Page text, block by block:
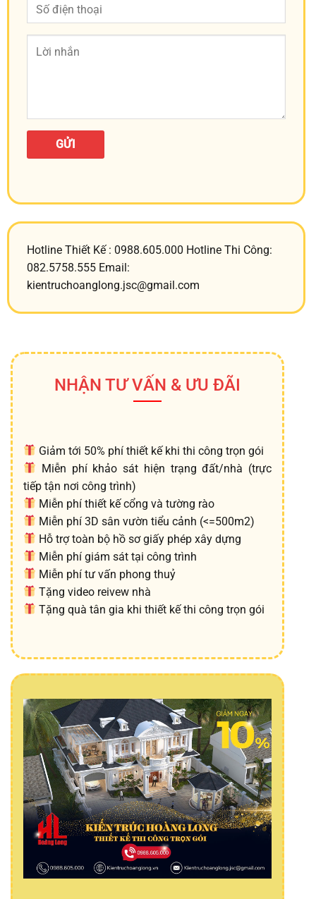
Hotline Thiết Kế : 0988.605.000 Hotline Thi Công:
082.5758.555 Email:
kientruchoanglong.jsc@gmail.com
NHẬN TƯ VẤN & ƯU ĐÃI
Giảm tới 50% phí thiết kế khi thi công trọn gói
Miễn phí khảo sát hiện trạng đất/nhà (trực
tiếp tận nơi công trình)
Miễn phí thiết kế cổng và tường rào
Miễn phí 3D sân vườn tiểu cảnh (<=500m2)
Hỗ trợ toàn bộ hồ sơ giấy phép xây dựng
Miễn phí giám sát tại công trình
Miễn phí tư vấn phong thuỷ
Tặng video reivew nhà
Tặng quà tân gia khi thiết kế thi công trọn gói